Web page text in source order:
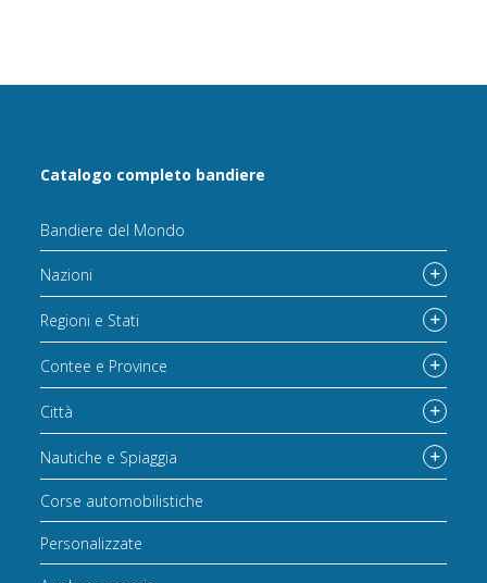
Catalogo completo bandiere
Bandiere del Mondo
Nazioni
Regioni e Stati
Contee e Province
Città
Nautiche e Spiaggia
Corse automobilistiche
Personalizzate